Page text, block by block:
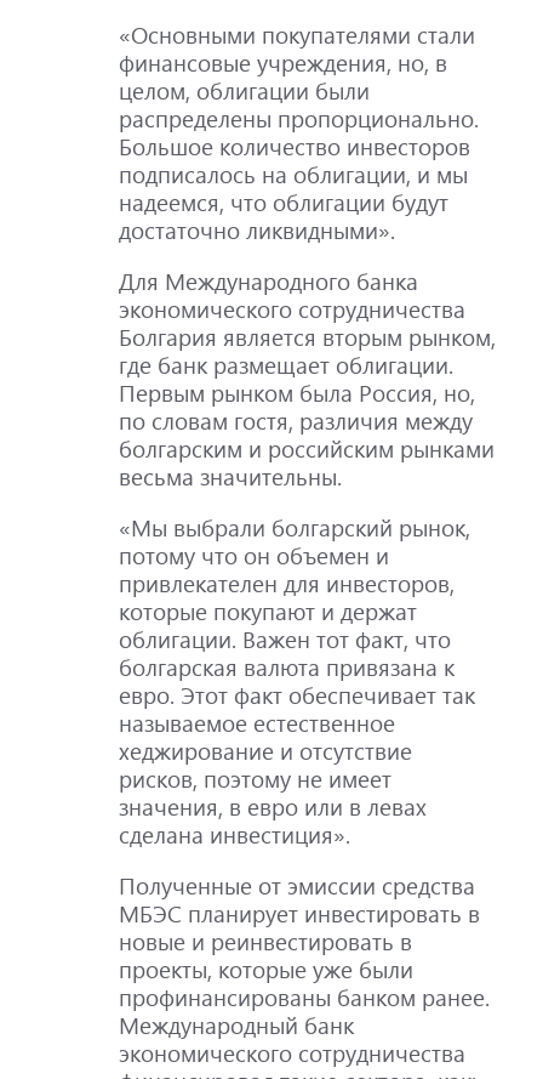
«Основными покупателями стали
финансовые учреждения, но, в
целом, облигации были
распределены пропорционально.
Большое количество инвесторов
подписалось на облигации, и мы
надеемся, что облигации будут
достаточно ликвидными».
Для Международного банка
экономического сотрудничества
Болгария является вторым рынком,
где банк размещает облигации.
Первым рынком была Россия, но,
по словам гостя, различия между
болгарским и российским рынками
весьма значительны.
«Мы выбрали болгарский рынок,
потому что он объемен и
привлекателен для инвесторов,
которые покупают и держат
облигации. Важен тот факт, что
болгарская валюта привязана к
евро. Этот факт обеспечивает так
называемое естественное
хеджирование и отсутствие
рисков, поэтому не имеет
значения, в евро или в левах
сделана инвестиция».
Полученные от эмиссии средства
МБЭС планирует инвестировать в
новые и реинвестировать в
проекты, которые уже были
профинансированы банком ранее.
Международный банк
экономического сотрудничества